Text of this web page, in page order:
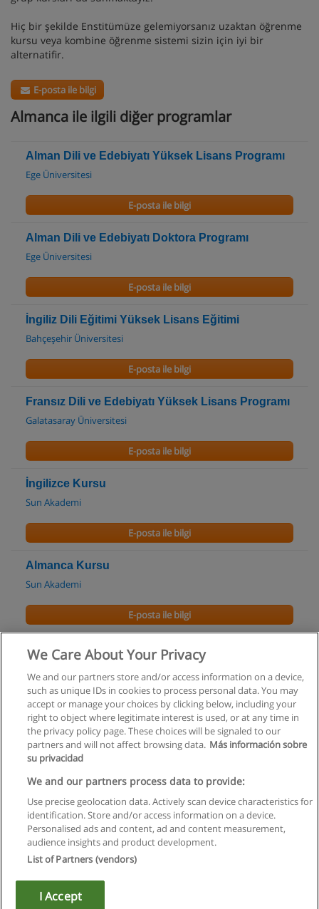
Hiç bir şekilde Enstitümüze gelemiyorsanız uzaktan öğrenme
kursu veya kombine öğrenme sistemi sizin için iyi bir
alternatifir.
E-posta ile bilgi
Almanca ile ilgili diğer programlar
Alman Dili ve Edebiyatı Yüksek Lisans Programı
Ege Üniversitesi
E-posta ile bilgi
Alman Dili ve Edebiyatı Doktora Programı
Ege Üniversitesi
E-posta ile bilgi
İngiliz Dili Eğitimi Yüksek Lisans Eğitimi
Bahçeşehir Üniversitesi
E-posta ile bilgi
Fransız Dili ve Edebiyatı Yüksek Lisans Programı
Galatasaray Üniversitesi
E-posta ile bilgi
İngilizce Kursu
Sun Akademi
E-posta ile bilgi
Almanca Kursu
Sun Akademi
E-posta ile bilgi
Rusça Kursu
E-posta ile bilgi
Kullanım koşulları
Gizlilik politikası
İletişim Educaedu
Copyright © Educaedu Business S.L. - CIF : B-95610580: -
We Care About Your Privacy
We and our partners store and/or access information on a device,
such as unique IDs in cookies to process personal data. You may
accept or manage your choices by clicking below, including your
right to object where legitimate interest is used, or at any time in
the privacy policy page. These choices will be signaled to our
partners and will not affect browsing data. Más información sobre
su privacidad
We and our partners process data to provide:
Use precise geolocation data. Actively scan device characteristics for
identification. Store and/or access information on a device.
Personalised ads and content, ad and content measurement,
audience insights and product development.
List of Partners (vendors)
I Accept